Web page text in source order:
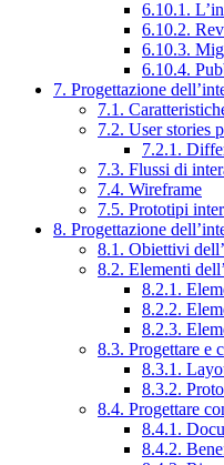
6.10.1.
6.10.2.
6.10.3.
6.10.4.
7. Progettazione
7.1.
7.2. User stories
7.2.1.
7.3. Flussi di
7.4. Wireframe
7.5. Prototipi
8. Progettazione
8.1. Obiettivi
8.2. Elementi
8.2.1.
8.2.2.
8.2.3.
8.3. Progettare e
8.3.1.
8.3.2.
8.4. Progettare
8.4.1.
8.4.2.